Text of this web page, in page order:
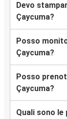
Devo
Çaycuma?
Posso
Çaycuma?
Posso
Çaycuma?
Quali sono